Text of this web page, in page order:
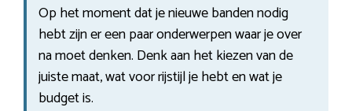
Op het moment dat je nieuwe banden nodig
hebt zijn er een paar onderwerpen waar je over
na moet denken. Denk aan het kiezen van de
juiste maat, wat voor rijstijl je hebt en wat je
budget is.